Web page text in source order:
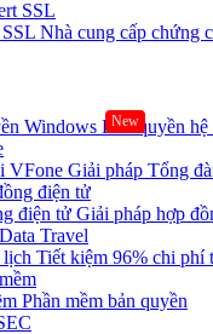
Nhà cung cấp chứng
Windows New
Bản quyền
VFone Giải pháp Tổng
điện tử Giải pháp hợp
lịch Tiết kiệm 96% chi phí
Phần mềm bản quyền